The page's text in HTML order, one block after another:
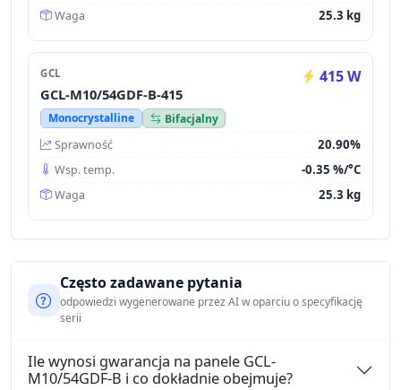
Waga 25.3 kg
GCL 415 W
GCL-M10/54GDF-B-415
Monocrystalline
Bifacjalny
Sprawność
20.90%
Wsp. temp. -0.35 %/°C
Waga 25.3 kg
Często zadawane pytania
odpowiedzi wygenerowane przez AI w oparciu o specyfikację
serii
Ile wynosi gwarancja na panele GCL-
M10/54GDF-B i co dokładnie obejmuje?